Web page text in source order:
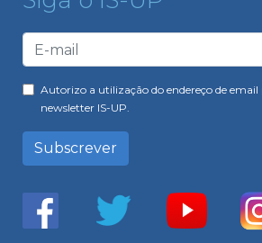
Autorizo a utilização do endereço de email
newsletter IS-UP.